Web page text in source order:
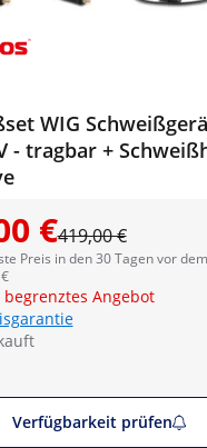
WIG
- tragbar +
€419,00 €
Preis in den 30 Tagen vor
Angebot
Verfügbarkeit prüfen